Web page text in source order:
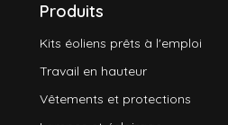
Produits
Kits éoliens prêts à l'emploi
Travail en hauteur
Vêtements et protections